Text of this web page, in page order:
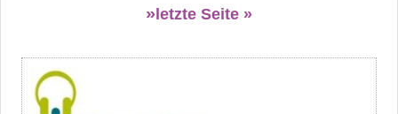
letzte Seite »